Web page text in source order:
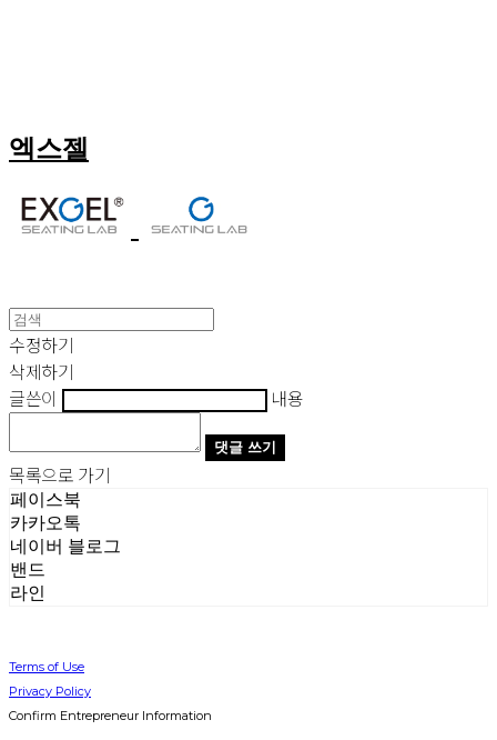
엑스젤
수정하기
삭제하기
글쓴이
내용
댓글 쓰기
목록으로 가기
페이스북
카카오톡
네이버 블로그
밴드
라인
Terms of Use
Privacy Policy
Confirm Entrepreneur Information